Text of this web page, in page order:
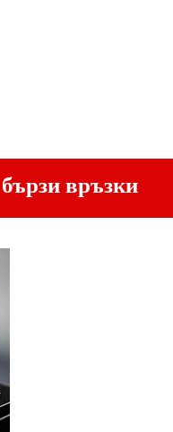
бързи връзки